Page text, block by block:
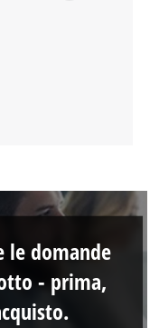
le domande
- prima,